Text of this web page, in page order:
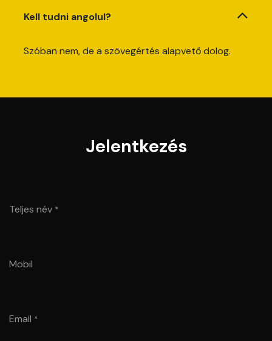
Kell tudni angolul?
Szóban nem, de a szövegértés alapvető dolog.
Jelentkezés
Teljes név *
Mobil
Email *